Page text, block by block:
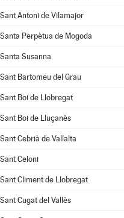
Sant Antoni de Vilamajor
Santa Perpètua de Mogoda
Santa Susanna
Sant Bartomeu del Grau
Sant Boi de Llobregat
Sant Boi de Lluçanès
Sant Cebrià de Vallalta
Sant Celoni
Sant Climent de Llobregat
Sant Cugat del Vallès